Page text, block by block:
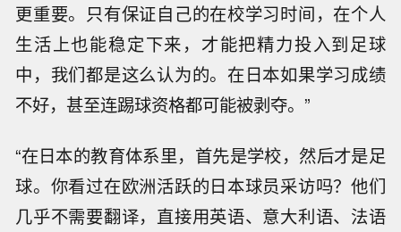
更重要。只有保证自己的在校学习时间，在个人
生活上也能稳定下来，才能把精力投入到足球
中，我们都是这么认为的。在日本如果学习成绩
不好，甚至连踢球资格都可能被剥夺。”
“在日本的教育体系里，首先是学校，然后才是足
球。你看过在欧洲活跃的日本球员采访吗？他们
几乎不需要翻译，直接用英语、意大利语、法语